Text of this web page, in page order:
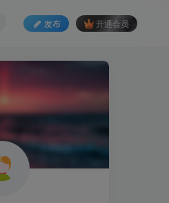
发布 开通会员